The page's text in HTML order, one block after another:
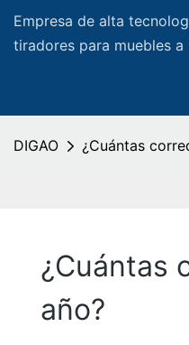
Empresa de alta
tiradores para muebles a
DIGAO ¿Cuántas
¿Cuántas
año?